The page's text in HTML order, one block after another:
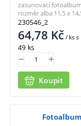
230546_2
64,78 Kč/ kss
49 ks
Koupit
zasunovací
rozměr alba 11,5 x